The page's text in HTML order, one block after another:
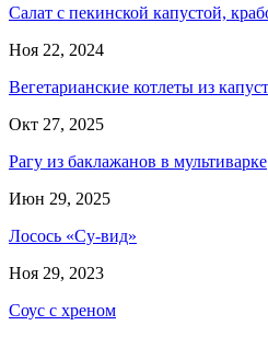
Салат с пекинской капустой,
Ноя 22, 2024
Вегетарианские котлеты из
Окт 27, 2025
Рагу из баклажанов в мультиварке
Июн 29, 2025
Лосось «Су-вид»
Ноя 29, 2023
Соус с хреном